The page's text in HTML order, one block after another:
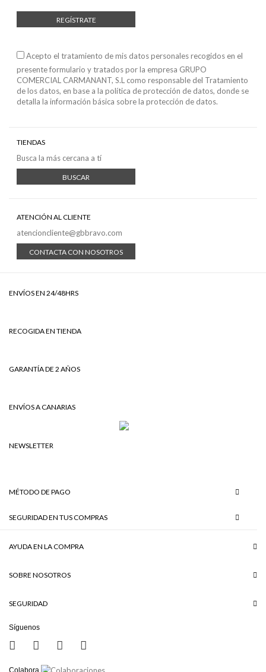
REGÍSTRATE
Acepto el tratamiento de mis datos personales recogidos en el
presente formulario y tratados por la empresa GRUPO
COMERCIAL CARMANANT, S.L como responsable del Tratamiento
de los datos, en base a la política de protección de datos, donde se
detalla la información básica sobre la protección de datos.
TIENDAS
Busca la más cercana a tí
BUSCAR
ATENCIÓN AL CLIENTE
atencioncliente@gbbravo.com
CONTACTA CON NOSOTROS
ENVÍOS EN 24/48HRS
RECOGIDA EN TIENDA
GARANTÍA DE 2 AÑOS
ENVÍOS A CANARIAS
NEWSLETTER
MÉTODO DE PAGO
SEGURIDAD EN TUS COMPRAS
AYUDA EN LA COMPRA
SOBRE NOSOTROS
SEGURIDAD
Síguenos
Colabora